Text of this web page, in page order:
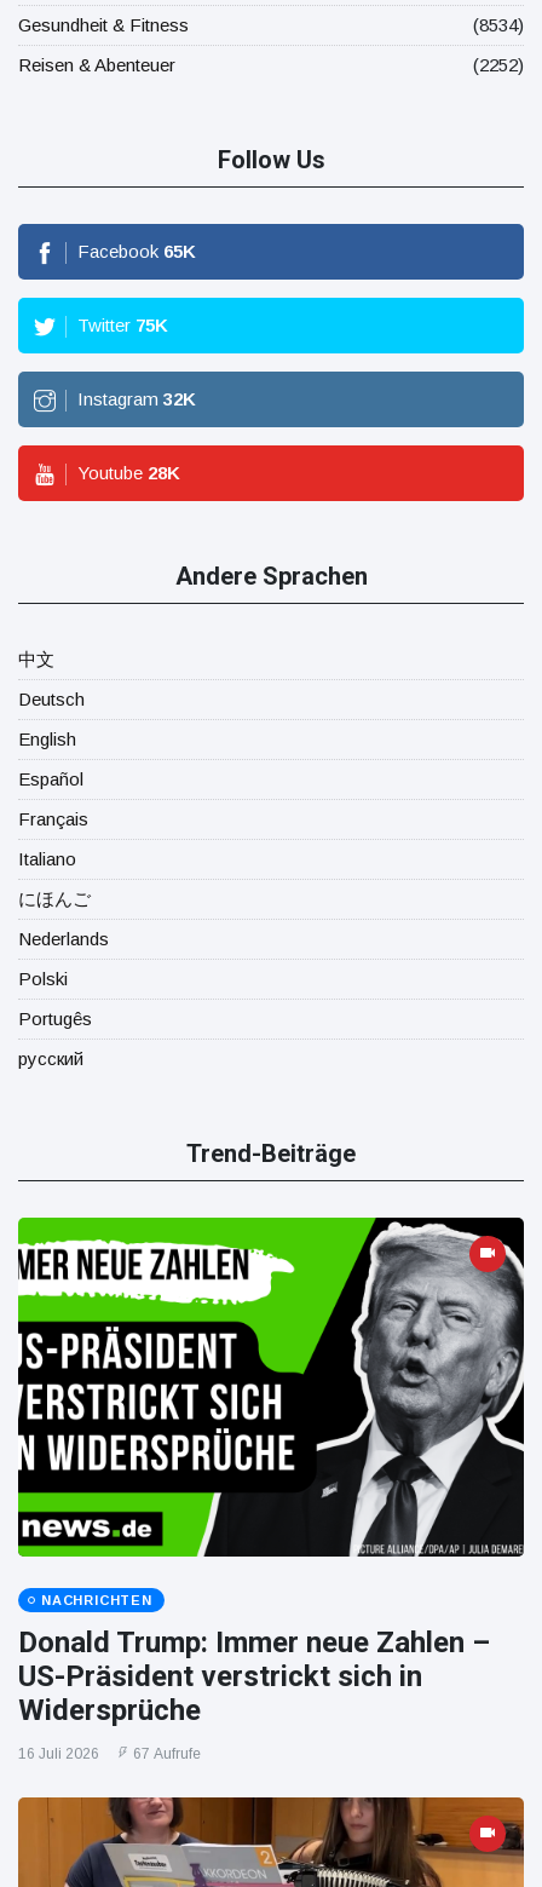
Gesundheit & Fitness
(8534)
Reisen & Abenteuer
(2252)
Follow Us
Facebook 65K
Twitter 75K
Instagram 32K
Youtube 28K
Andere Sprachen
中文
Deutsch
English
Español
Français
Italiano
にほんご
Nederlands
Polski
Portugês
русский
Trend-Beiträge
NACHRICHTEN
Donald Trump: Immer neue Zahlen –
US-Präsident verstrickt sich in
Widersprüche
16 Juli 2026 67 Aufrufe